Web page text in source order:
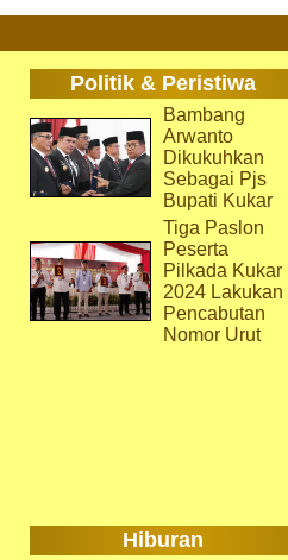
Politik & Peristiwa
Bambang
Arwanto
Dikukuhkan
Sebagai Pjs
Bupati Kukar
Tiga Paslon
Peserta
Pilkada Kukar
2024 Lakukan
Pencabutan
Nomor Urut
Hiburan